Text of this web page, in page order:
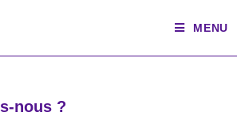
MENU
nous ?